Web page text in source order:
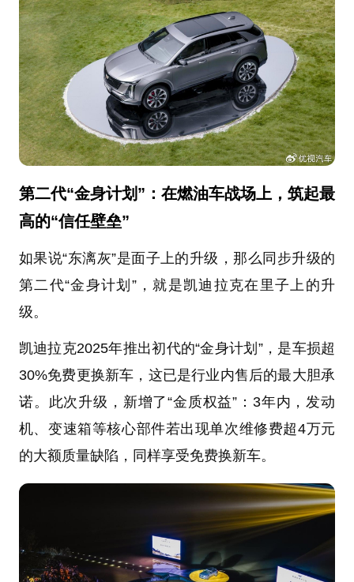
第二代“金身计划”：在燃油车战场上，筑起最
高的“信任壁垒”
如果说“东漓灰”是面子上的升级，那么同步升级的
第二代“金身计划”，就是凯迪拉克在里子上的升
级。
凯迪拉克2025年推出初代的“金身计划”，是车损超
30%免费更换新车，这已是行业内售后的最大胆承
诺。此次升级，新增了“金质权益”：3年内，发动
机、变速箱等核心部件若出现单次维修费超4万元
的大额质量缺陷，同样享受免费换新车。